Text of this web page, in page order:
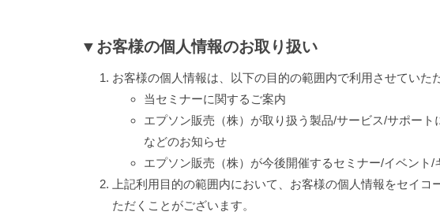
▼お客様の個人情報のお取り扱い
お客様の個人情報は、以下の目的の範囲内で利用させていた
当セミナーに関するご案内
エプソン販売（株）が取り扱う製品/サービス/サポー
などのお知らせ
エプソン販売（株）が今後開催するセミナー/イベント
上記利用目的の範囲内において、お客様の個人情報をセイ
ただくことがございます。